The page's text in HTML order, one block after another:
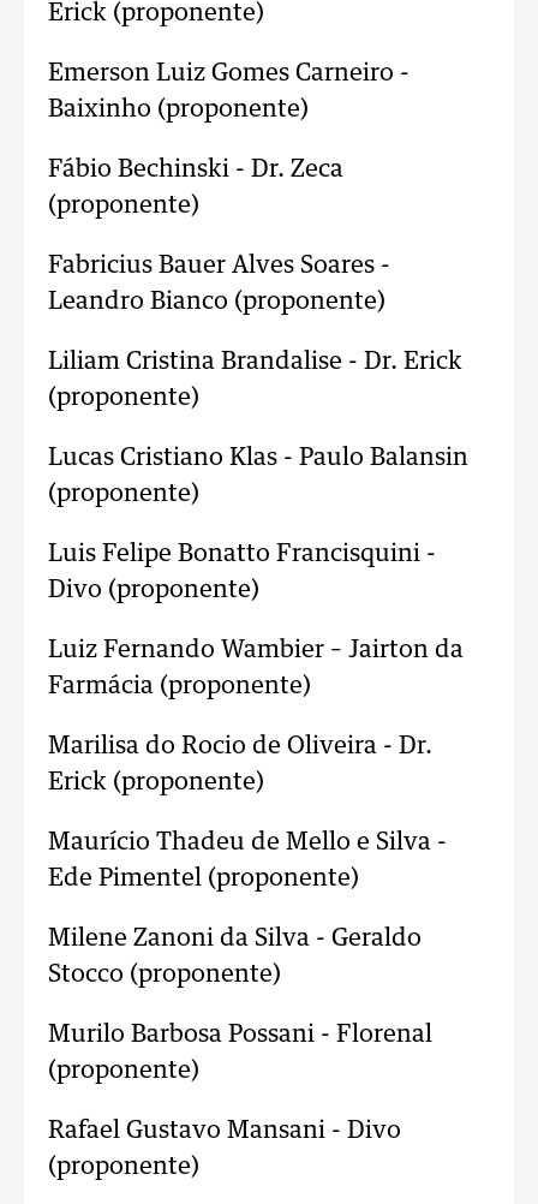
Erick (proponente)
Emerson Luiz Gomes Carneiro -
Baixinho (proponente)
Fábio Bechinski - Dr. Zeca
(proponente)
Fabricius Bauer Alves Soares -
Leandro Bianco (proponente)
Liliam Cristina Brandalise - Dr. Erick
(proponente)
Lucas Cristiano Klas - Paulo Balansin
(proponente)
Luis Felipe Bonatto Francisquini -
Divo (proponente)
Luiz Fernando Wambier – Jairton da
Farmácia (proponente)
Marilisa do Rocio de Oliveira - Dr.
Erick (proponente)
Maurício Thadeu de Mello e Silva -
Ede Pimentel (proponente)
Milene Zanoni da Silva - Geraldo
Stocco (proponente)
Murilo Barbosa Possani - Florenal
(proponente)
Rafael Gustavo Mansani - Divo
(proponente)